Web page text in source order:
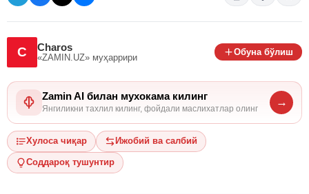
C Charos
«ZAMIN.UZ» муҳаррири
Обуна бўлиш
Zamin AI билан мухокама килинг
Янгиликни тахлил килинг, фойдали маслихатлар олинг
→
Хулоса чиқар Ижобий ва салбий
Соддароқ тушунтир